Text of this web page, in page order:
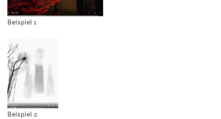
Beispiel 1
Beispiel 2